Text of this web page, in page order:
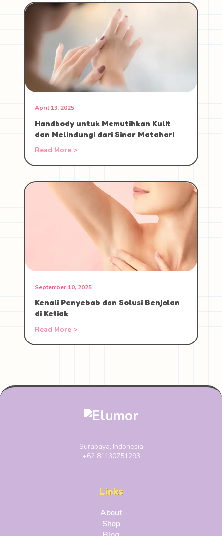
April 13, 2025
Handbody untuk Memutihkan Kulit
dan Melindungi dari Sinar Matahari
Read More >
September 10, 2025
Kenali Penyebab dan Solusi Benjolan
di Ketiak
Read More >
Surabaya, Indonesia
+62 81130751293
Links
About
Shop